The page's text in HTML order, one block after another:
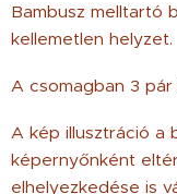
Bambusz melltartó
kellemetlen helyzet.
A csomagban 3
A kép illusztráció a
képernyőnként
elhelyezkedése is